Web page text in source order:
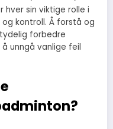
hver sin viktige rolle i
kontroll. Å forstå og
forbedre
unngå vanlige feil